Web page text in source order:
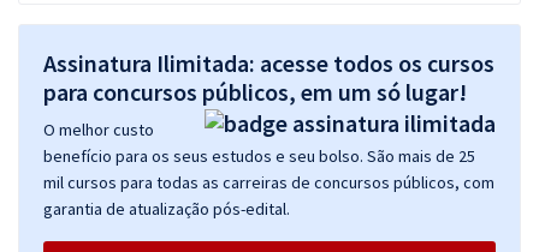
Assinatura Ilimitada: acesse todos os cursos
para concursos públicos, em um só lugar!
O melhor custo
benefício para os seus estudos e seu bolso. São mais de 25
mil cursos para todas as carreiras de concursos públicos, com
garantia de atualização pós-edital.